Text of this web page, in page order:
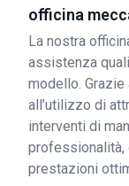
officina
La nostra
assistenza
modello.
all’utilizzo di
interventi di
professionalità,
prestazioni